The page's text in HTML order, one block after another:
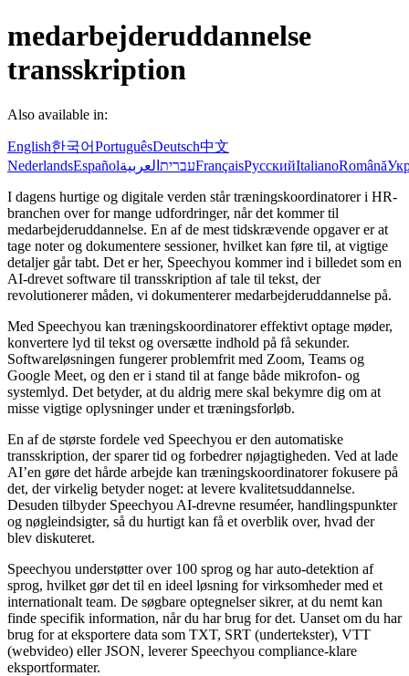
medarbejderuddannelse
transskription
Also available in:
English한국어PortuguêsDeutsch中文
NederlandsEspañol עברית العربية FrançaisРусскийItalianoRomână
I dagens hurtige og digitale verden står træningskoordinatorer i HR-
branchen over for mange udfordringer, når det kommer til
medarbejderuddannelse. En af de mest tidskrævende opgaver er at
tage noter og dokumentere sessioner, hvilket kan føre til, at vigtige
detaljer går tabt. Det er her, Speechyou kommer ind i billedet som en
AI-drevet software til transskription af tale til tekst, der
revolutionerer måden, vi dokumenterer medarbejderuddannelse på.
Med Speechyou kan træningskoordinatorer effektivt optage møder,
konvertere lyd til tekst og oversætte indhold på få sekunder.
Softwareløsningen fungerer problemfrit med Zoom, Teams og
Google Meet, og den er i stand til at fange både mikrofon- og
systemlyd. Det betyder, at du aldrig mere skal bekymre dig om at
misse vigtige oplysninger under et træningsforløb.
En af de største fordele ved Speechyou er den automatiske
transskription, der sparer tid og forbedrer nøjagtigheden. Ved at lade
AI’en gøre det hårde arbejde kan træningskoordinatorer fokusere på
det, der virkelig betyder noget: at levere kvalitetsuddannelse.
Desuden tilbyder Speechyou AI-drevne resuméer, handlingspunkter
og nøgleindsigter, så du hurtigt kan få et overblik over, hvad der
blev diskuteret.
Speechyou understøtter over 100 sprog og har auto-detektion af
sprog, hvilket gør det til en ideel løsning for virksomheder med et
internationalt team. De søgbare optegnelser sikrer, at du nemt kan
finde specifik information, når du har brug for det. Uanset om du har
brug for at eksportere data som TXT, SRT (undertekster), VTT
(webvideo) eller JSON, leverer Speechyou compliance-klare
eksportformater.